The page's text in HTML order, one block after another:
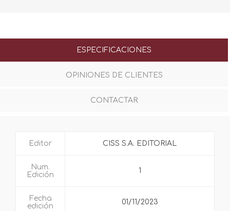
ESPECIFICACIONES
OPINIONES DE CLIENTES
CONTACTAR
Editor CISS S.A. EDITORIAL
Num.
Edición
1
Fecha
edición
01/11/2023